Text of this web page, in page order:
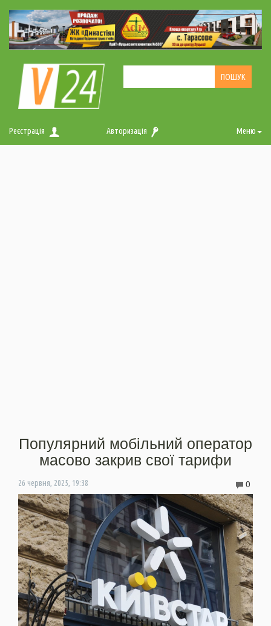
Реєстрація Авторизація Меню
Популярний мобільний оператор
масово закрив свої тарифи
26 червня, 2025, 19:38 0